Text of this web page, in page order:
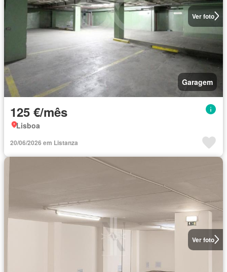
Ver foto
Garagem
125 €/mês
Lisboa
20/06/2026 em Listanza
Ver foto